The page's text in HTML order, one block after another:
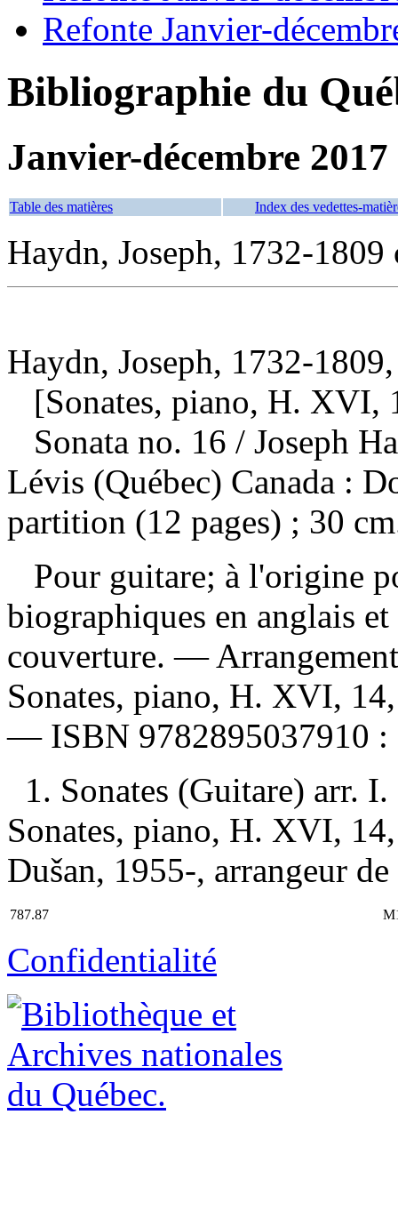
Refonte Janvier-
Bibliographie du
Janvier-décembre 2017
Table des matières Index des vedettes-
Haydn, Joseph, 1732-1809
Haydn, Joseph, 1732-
[Sonates, piano, H. XVI,
Sonata no. 16 / Joseph
Lévis (Québec) Canada :
partition (12 pages) ; 30
Pour guitare; à l'origine
biographiques en anglais
couverture. —
Sonates, piano, H. XVI,
— ISBN 9782895037910 :
1. Sonates (Guitare) arr.
Sonates, piano, H. XVI,
Dušan, 1955-, arrangeur
787.87
Confidentialité